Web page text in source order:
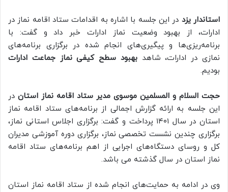
استاندار یزد در این جلسه با اشاره به اقدامات ستاد اقامه نماز در
ادارات، از بهبود وضعیت نماز ادارات خبر داد و گفت: با
برنامه‌ریزی‌ها و پیگیری‌های انجام شده در برگزاری برنامه‌های
نمازی در ادارات، شاهدبهبود سطح کیفی نماز جماعت ادارات
بودیم.
حجت السلام و المسلمین موسوی مدیر ستاد اقامه نماز استان در
این جلسه به ارائه گزارش اجمالی از برنامه‌های ستاد اقامه نماز
استان در سال ۱۴۰۱ پرداخت و گفت: برگزاری اجلاس استانی نماز،
برگزاری چندین نشست تخصصی نماز، برگزاری دوره آموزشی مدیران
کل و روسای دستگاه‌های اجرایی از اهم برنامه‌های ستاد اقامه
نماز استان در سال گذشته می باشد.
وی در ادامه به حمایت‌های انجام شده از ستاد اقامه نماز استان